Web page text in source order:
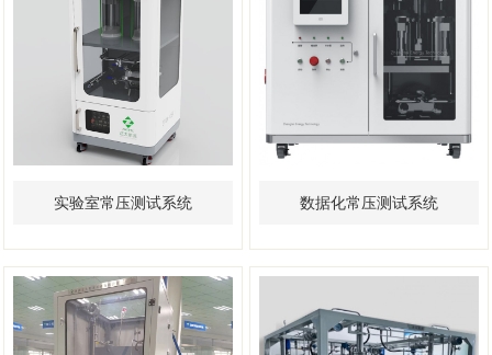
实验室常压测试系统 数据化常压测试系统